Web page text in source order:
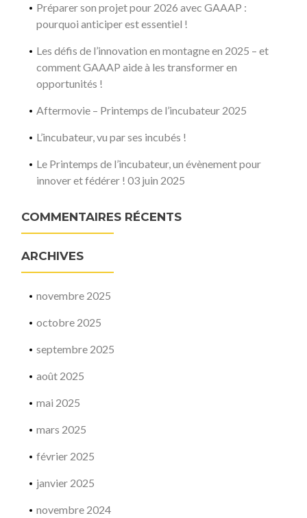
Préparer son projet pour 2026 avec GAAAP :
pourquoi anticiper est essentiel !
Les défis de l’innovation en montagne en 2025 – et
comment GAAAP aide à les transformer en
opportunités !
Aftermovie – Printemps de l’incubateur 2025
L’incubateur, vu par ses incubés !
Le Printemps de l’incubateur, un évènement pour
innover et fédérer ! 03 juin 2025
COMMENTAIRES RÉCENTS
ARCHIVES
novembre 2025
octobre 2025
septembre 2025
août 2025
mai 2025
mars 2025
février 2025
janvier 2025
novembre 2024